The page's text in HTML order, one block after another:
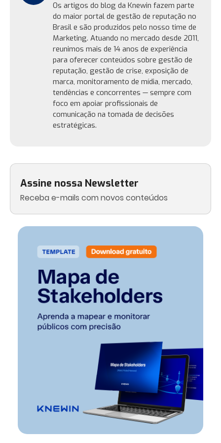
Assine nossa Newsletter
Receba e-mails com novos conteúdos
Os artigos do blog da Knewin fazem parte
do maior portal de gestão de reputação no
Brasil e são produzidos pelo nosso time de
Marketing. Atuando no mercado desde 2011,
reunimos mais de 14 anos de experiência
para oferecer conteúdos sobre gestão de
reputação, gestão de crise, exposição de
marca, monitoramento de mídia, mercado,
tendências e concorrentes — sempre com
foco em apoiar profissionais de
comunicação na tomada de decisões
estratégicas.